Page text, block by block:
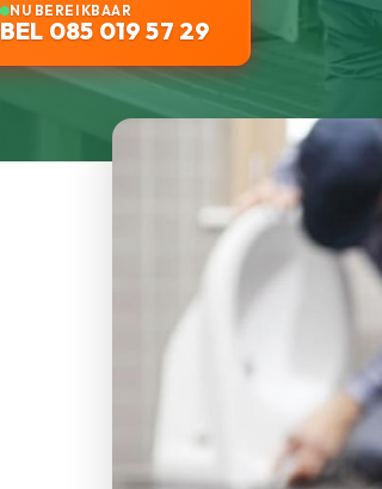
NU BEREIKBAAR
BEL 085 019 57 29